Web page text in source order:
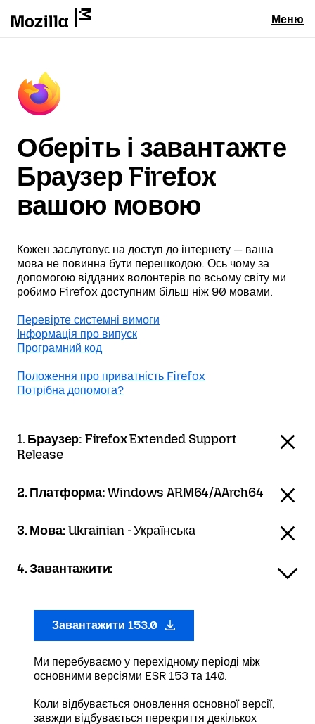
Меню
Оберіть і завантажте
Браузер Firefox
вашою мовою
Кожен заслуговує на доступ до інтернету — ваша
мова не повинна бути перешкодою. Ось чому за
допомогою відданих волонтерів по всьому світу ми
робимо Firefox доступним більш ніж 90 мовами.
Перевірте системні вимоги
Інформація про випуск
Програмний код
Положення про приватність Firefox
Потрібна допомога?
1. Браузер: Firefox Extended Support
Release
2. Платформа:Windows ARM64/AArch64
3. Мова:Ukrainian - Українська
4. Завантажити:
Завантажити 153.0
Ми перебуваємо у перехідному періоді між
основними версіями ESR 153 та 140.
Коли відбувається оновлення основної версії,
завжди відбувається перекриття декількох